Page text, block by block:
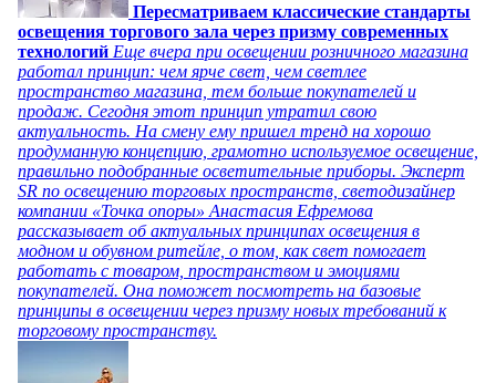
Пересматриваем классические стандарты
освещения торгового зала через призму современных
технологий Еще вчера при освещении розничного магазина
работал принцип: чем ярче свет, чем светлее
пространство магазина, тем больше покупателей и
продаж. Сегодня этот принцип утратил свою
актуальность. На смену ему пришел тренд на хорошо
продуманную концепцию, грамотно используемое освещение,
правильно подобранные осветительные приборы. Эксперт
SR по освещению торговых пространств, светодизайнер
компании «Точка опоры» Анастасия Ефремова
рассказывает об актуальных принципах освещения в
модном и обувном ритейле, о том, как свет помогает
работать с товаром, пространством и эмоциями
покупателей. Она поможет посмотреть на базовые
принципы в освещении через призму новых требований к
торговому пространству.